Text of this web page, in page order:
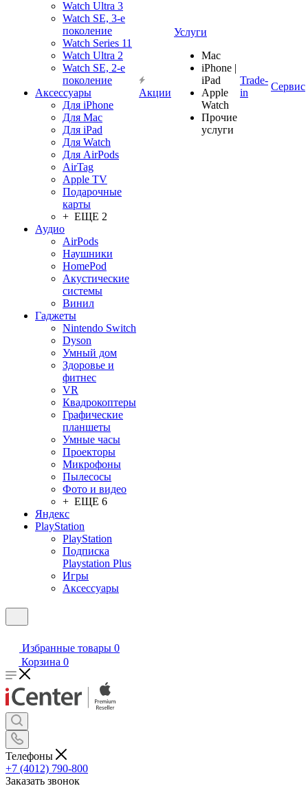
Watch Ultra 3
Watch SE, 3-е
поколение
Watch Series 11
Watch Ultra 2
Watch SE, 2-е
поколение
Аксессуары
Для iPhone
Для Mac
Для iPad
Для Watch
Для AirPods
AirTag
Apple TV
Подарочные
карты
+ ЕЩЕ 2
Аудио
AirPods
Наушники
HomePod
Акустические
системы
Винил
Гаджеты
Nintendo Switch
Dyson
Умный дом
Здоровье и
фитнес
VR
Квадрокоптеры
Графические
планшеты
Умные часы
Проекторы
Микрофоны
Пылесосы
Фото и видео
+ ЕЩЕ 6
Яндекс
PlayStation
PlayStation
Подписка
Playstation Plus
Игры
Аксессуары
Акции
Услуги
Mac
iPhone |
iPad
Apple
Watch
Прочие
услуги
Trade-
in
Сервис
Избранные товары 0
Корзина 0
Телефоны
+7 (4012) 790-800
Заказать звонок